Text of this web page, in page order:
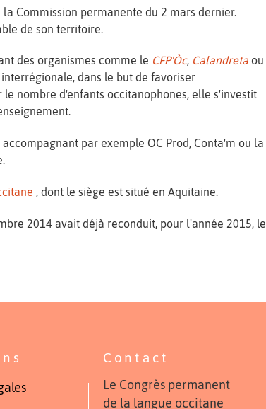
la Commission permanente du 2 mars dernier.
de son territoire.
des organismes comme le CFP'Òc, Calandreta ou
dans le but de favoriser
nombre d'enfants occitanophones, elle s'investit
par exemple OC Prod, Conta'm ou la
, dont le siège est situé en Aquitaine.
2014 avait déjà reconduit, pour l'année 2015, le
Contact
Le Congrès permanent
de la langue occitane